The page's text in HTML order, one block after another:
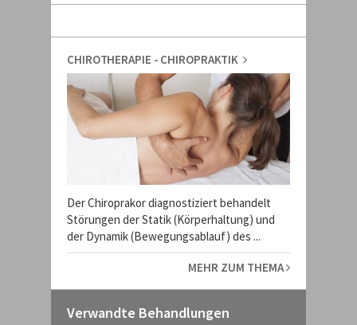
CHIROTHERAPIE - CHIROPRAKTIK
Der Chiroprakor diagnostiziert behandelt
Störungen der Statik (Körperhaltung) und
der Dynamik (Bewegungsablauf) des ...
MEHR ZUM THEMA
Verwandte Behandlungen